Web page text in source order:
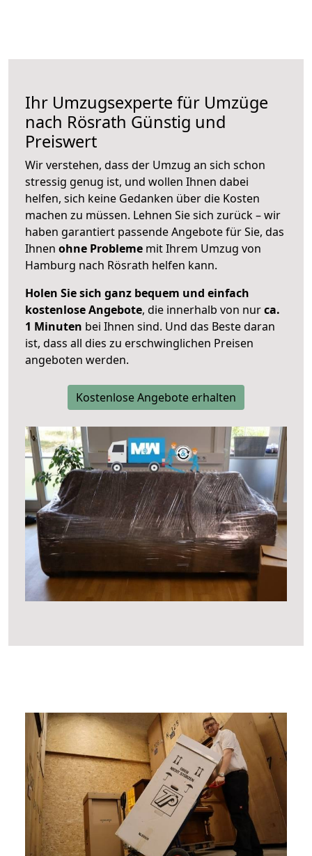
Ihr Umzugsexperte für Umzüge
nach Rösrath Günstig und
Preiswert
Wir verstehen, dass der Umzug an sich schon
stressig genug ist, und wollen Ihnen dabei
helfen, sich keine Gedanken über die Kosten
machen zu müssen. Lehnen Sie sich zurück – wir
haben garantiert passende Angebote für Sie, das
Ihnen ohne Probleme mit Ihrem Umzug von
Hamburg nach Rösrath helfen kann.
Holen Sie sich ganz bequem und einfach
kostenlose Angebote, die innerhalb von nurca.
1 Minuten bei Ihnen sind. Und das Beste daran
ist, dass all dies zu erschwinglichen Preisen
angeboten werden.
Kostenlose Angebote erhalten